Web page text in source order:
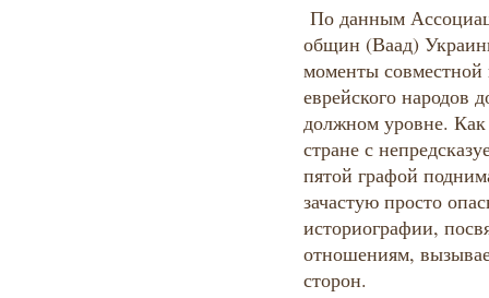
По данным
общин (Ваад)
моменты совместной
еврейского народов
должном уровне.
стране с
пятой графой
зачастую просто
историографии,
отношениям,
сторон.